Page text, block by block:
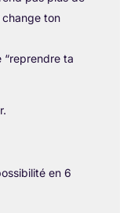
ton
“reprendre ta
en 6